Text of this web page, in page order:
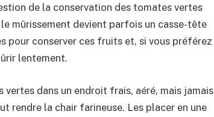
de la conservation des tomates vertes
mûrissement devient parfois un casse-tête
pour conserver ces fruits et, si vous préférez
lentement.
dans un endroit frais, aéré, mais jamais
rendre la chair farineuse. Les placer en une